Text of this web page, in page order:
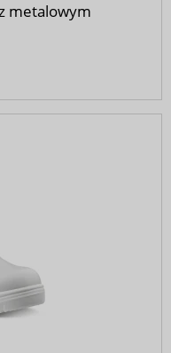
metalowym